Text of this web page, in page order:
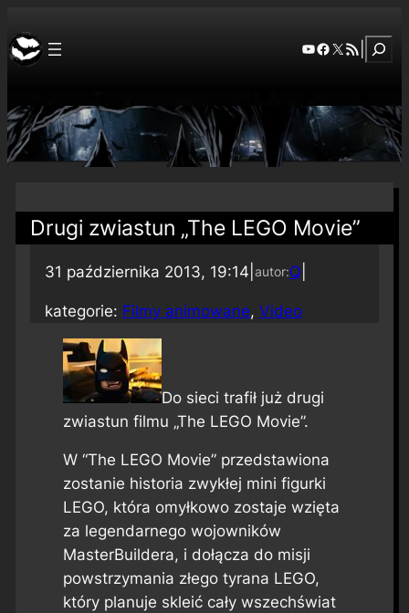
YouTube
Facebook
X RSS Feed
Drugi zwiastun „The LEGO Movie”
31 października 2013, 19:14 autor:Q
kategorie: Filmy animowane, Video
Do sieci trafił już drugi
zwiastun filmu „The LEGO Movie”.
W “The LEGO Movie” przedstawiona
zostanie historia zwykłej mini figurki
LEGO, która omyłkowo zostaje wzięta
za legendarnego wojowników
MasterBuildera, i dołącza do misji
powstrzymania złego tyrana LEGO,
który planuje skleić cały wszechświat